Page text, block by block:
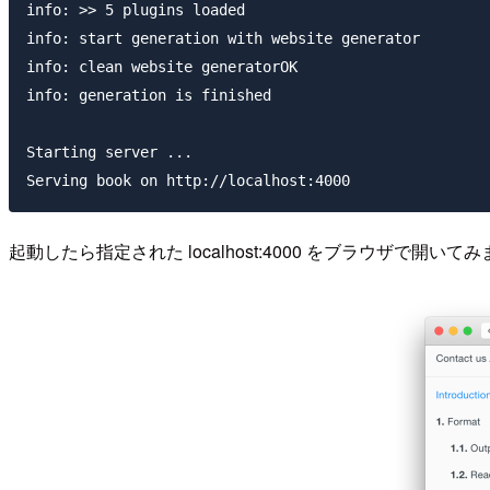
info: >> 5 plugins loaded
info: start generation with website generator
info: clean website generatorOK
info: generation is finished
Starting server ...
起動したら指定された localhost:4000 をブラウザで開いてみ